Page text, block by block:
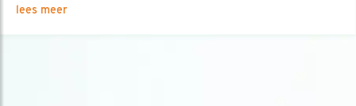
lees meer